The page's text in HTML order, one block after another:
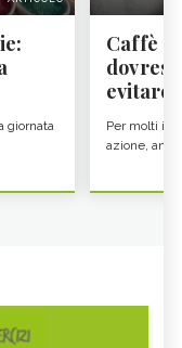
giornata
Caffè
evitare
Per molti il
azione,